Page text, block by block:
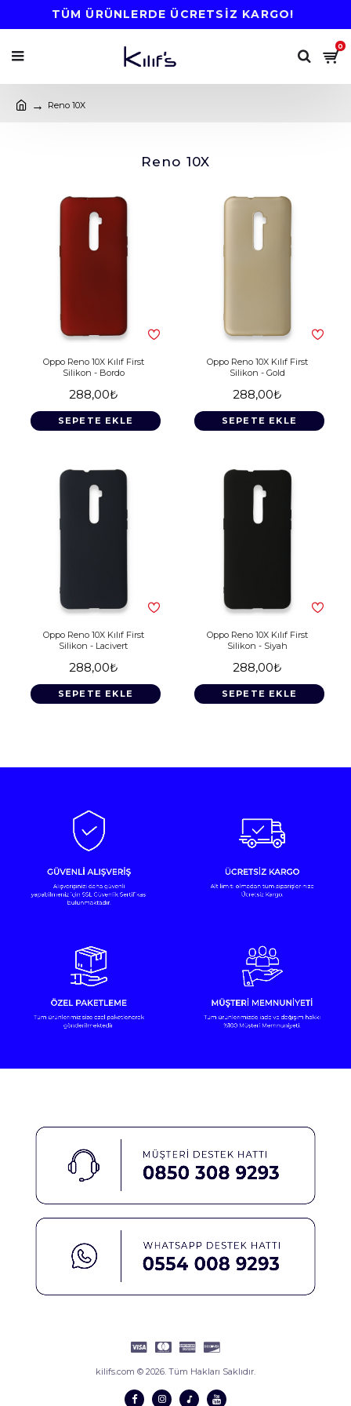
TÜM ÜRÜNLERDE ÜCRETSİZ KARGO!
0
Reno 10X
Reno 10X
Oppo Reno 10X Kılıf First
Silikon - Bordo
288,00₺
SEPETE EKLE
Oppo Reno 10X Kılıf First
Silikon - Gold
288,00₺
SEPETE EKLE
Oppo Reno 10X Kılıf First
Silikon - Lacivert
288,00₺
SEPETE EKLE
Oppo Reno 10X Kılıf First
Silikon - Siyah
288,00₺
SEPETE EKLE
kilifs.com © 2026. Tüm Hakları Saklıdır.